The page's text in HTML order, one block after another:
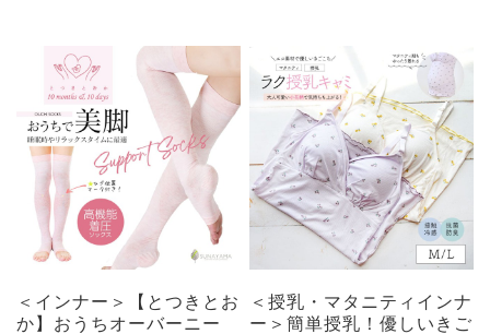
＜インナー＞【とつきとお
か】おうちオーバーニー
＜授乳・マタニティインナ
ー＞簡単授乳！優しいきご